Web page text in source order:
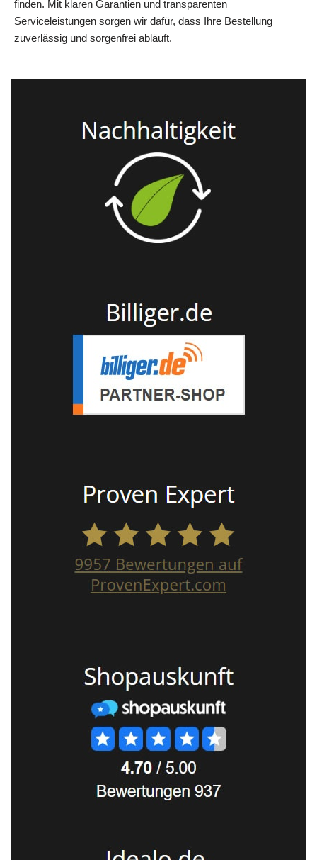
finden. Mit klaren Garantien und transparenten
Serviceleistungen sorgen wir dafür, dass Ihre Bestellung
zuverlässig und sorgenfrei abläuft.